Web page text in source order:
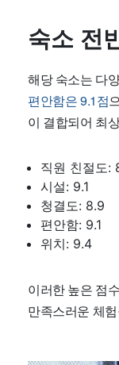
숙소 전
해당 숙소는 다
편안함은 9.1점
이 결합되어 최
직원 친절도:
시설: 9.1
청결도: 8.9
편안함: 9.1
위치: 9.4
이러한 높은 점
만족스러운 체